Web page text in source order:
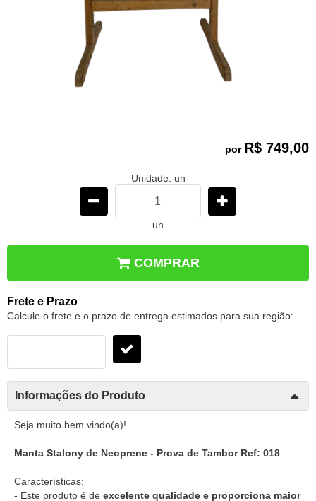
por R$ 749,00
Unidade: un
un
COMPRAR
Frete e Prazo
Calcule o frete e o prazo de entrega estimados para sua região:
Informações do Produto
Seja muito bem vindo(a)!
Manta Stalony de Neoprene - Prova de Tambor Ref: 018
Características:
- Este produto é de excelente qualidade e proporciona maior